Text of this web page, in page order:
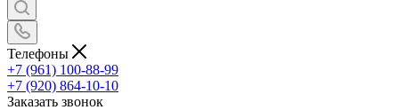
Телефоны
+7 (961) 100-88-99
+7 (920) 864-10-10
Заказать звонок